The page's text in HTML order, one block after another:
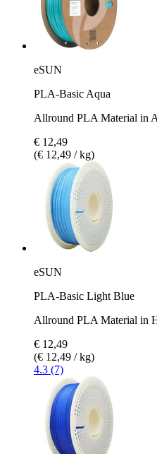
eSUN
PLA-Basic Aqua
Allround PLA Material in
€ 12,49
(€ 12,49 / kg)
eSUN
PLA-Basic Light Blue
Allround PLA Material in
€ 12,49
(€ 12,49 / kg)
4.3 (7)